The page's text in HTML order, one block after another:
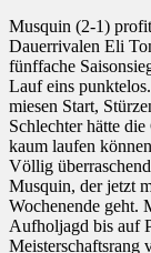
Musquin (2-1)
Dauerrivalen Eli
fünffache
Lauf eins
miesen Start,
Schlechter hätte
kaum laufen
Völlig
Musquin, der jetzt
Wochenende geht.
Aufholjagd bis auf
Meisterschaftsrang